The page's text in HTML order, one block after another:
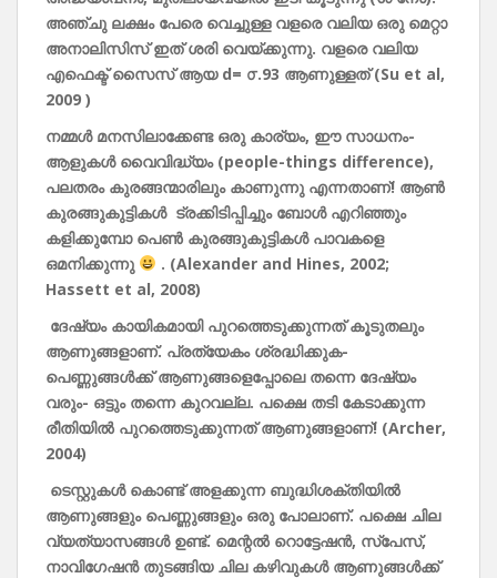
അഞ്ചു ലക്ഷം പേരെ വെച്ചുള്ള വളരെ വലിയ ഒരു മെറ്റാ
അനാലിസിസ്ഇത്ശരി വെയ്ക്കുന്നു. വളരെ വലിയ
എഫെക്ട്സൈസ്ആയ d= ൦.93 ആണുള്ളത് (Su et al,
2009 )
നമ്മൾ മനസിലാക്കേണ്ട ഒരു കാര്യം, ഈ സാധനം-
ആളുകൾ വൈവിദ്ധ്യം (people-things difference),
പലതരം കുരങ്ങന്മാരിലും കാണുന്നു എന്നതാണ്! ആൺ
കുരങ്ങുകുട്ടികൾ ട്രക്കിടിപ്പിച്ചും ബോൾ എറിഞ്ഞും
കളിക്കുമ്പോ പെൺ കുരങ്ങുകുട്ടികൾ പാവകളെ
ഒമനിക്കുന്നു
. (Alexander and Hines, 2002;
Hassett et al, 2008)
ദേഷ്യം കായികമായി പുറത്തെടുക്കുന്നത്കൂടുതലും
ആണുങ്ങളാണ്. പ്രത്യേകം ശ്രദ്ധിക്കുക-
പെണ്ണുങ്ങൾക്ക്ആണുങ്ങളെപ്പോലെ തന്നെ ദേഷ്യം
വരും- ഒട്ടും തന്നെ കുറവല്ല. പക്ഷെ തടി കേടാക്കുന്ന
രീതിയിൽ പുറത്തെടുക്കുന്നത്ആണുങ്ങളാണ്! (Archer,
2004)
ടെസ്റ്റുകൾ കൊണ്ട്അളക്കുന്ന ബുദ്ധിശക്തിയിൽ
ആണുങ്ങളും പെണ്ണുങ്ങളും ഒരു പോലാണ്. പക്ഷെ ചില
വ്യത്യാസങ്ങൾ ഉണ്ട്. മെന്റൽ റൊട്ടേഷൻ, സ്‌പേസ്,
നാവിഗേഷൻ തുടങ്ങിയ ചില കഴിവുകൾ ആണുങ്ങൾക്ക്